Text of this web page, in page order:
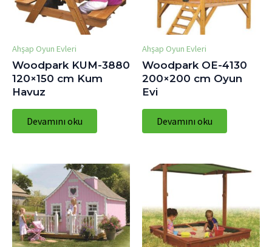
Ahşap Oyun Evleri
Woodpark KUM-3880
120×150 cm Kum
Havuz
Devamını oku
Ahşap Oyun Evleri
Woodpark OE-4130
200×200 cm Oyun
Evi
Devamını oku